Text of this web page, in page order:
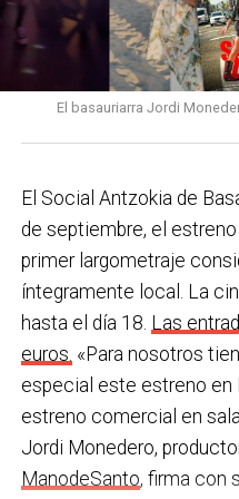
En Basauri ya venimos
con programas de
en los centros de
combatir la brecha
y, a principios del año
prestar los servicios de
comunitarias.
En las últimas semanas
estado marcada por las
presuntas
está afrontando el
situación y qué
ciudadanía?Los hechos
los Equipos de
pulseras de aviso de
una acción que los
contraria al propio plan
Sin soluciones reales
Ante la falta de
comité, los
advirtieron a la dirección
Inspección de Trabajo.
percibieron un amago de
social lamenta que las
nuevas alertas
«testimoniales,
El basauriarra Jordi
El Social Antzokia de
de septiembre, el estreno
primer largometraje
íntegramente local. La
hasta el día 18. Las
euros. «Para nosotros
especial este estreno en
estreno comercial en
Jordi Monedero,
ManodeSanto, firma con